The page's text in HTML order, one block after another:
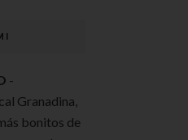
-
Granadina,
bonitos de